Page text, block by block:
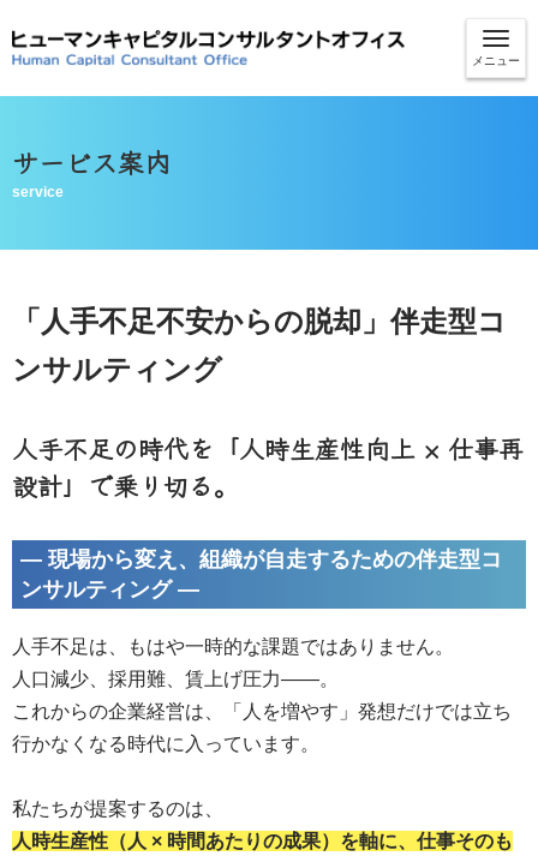
メニュー
サービス案内
service
「人手不足不安からの脱却」伴走型コ
ンサルティング
人手不足の時代を「人時生産性向上 × 仕事再
設計」で乗り切る。
― 現場から変え、組織が自走するための伴走型コ
ンサルティング ―
人手不足は、もはや一時的な課題ではありません。
人口減少、採用難、賃上げ圧力――。
これからの企業経営は、「人を増やす」発想だけでは立ち
行かなくなる時代に入っています。
私たちが提案するのは、
人時生産性（人 × 時間あたりの成果）を軸に、仕事そのも